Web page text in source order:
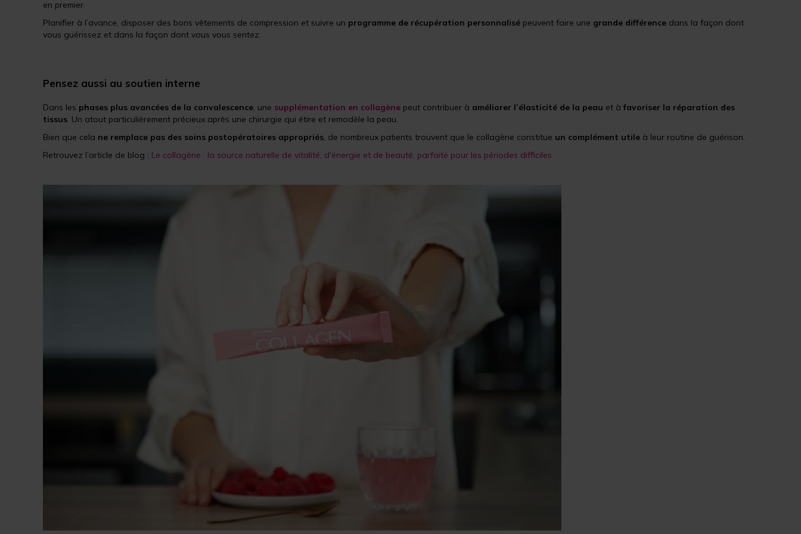
en premier.
Planifier à l’avance, disposer des bons vêtements de compression et suivre un programme de récupération personnalisé peuvent faire une grande différence dans la façon dont
vous guérissez et dans la façon dont vous vous sentez.
Pensez aussi au soutien interne
Dans les phases plus avancées de la convalescence, une supplémentation en collagène peut contribuer à améliorer l’élasticité de la peau et à favoriser la réparation des
tissus. Un atout particulièrement précieux après une chirurgie qui étire et remodèle la peau.
Bien que cela ne remplace pas des soins postopératoires appropriés, de nombreux patients trouvent que le collagène constitue un complément utile à leur routine de guérison.
Retrouvez l’article de blog : Le collagène : la source naturelle de vitalité, d'énergie et de beauté, parfaite pour les périodes difficiles